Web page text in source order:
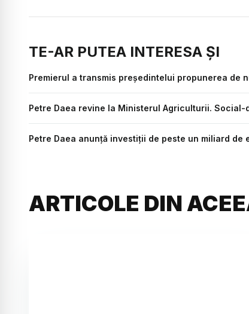
TE-AR PUTEA INTERESA ȘI
Premierul a transmis președintelui propunerea de
Petre Daea revine la Ministerul Agriculturii.
Petre Daea anunță investiții de peste un miliard de
ARTICOLE DIN